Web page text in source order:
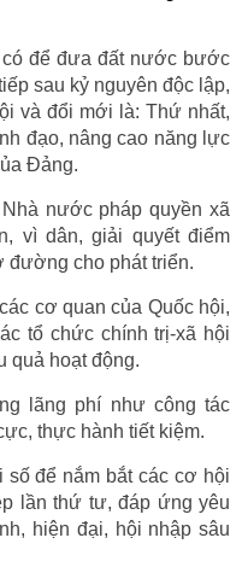
để đưa đất nước bước
sau kỷ nguyên độc lập,
và đổi mới là: Thứ nhất,
đạo, nâng cao năng lực
Đảng.
nước pháp quyền xã
vì dân, giải quyết điểm
đường cho phát triển.
cơ quan của Quốc hội,
tổ chức chính trị-xã hội
quả hoạt động.
lãng phí như công tác
thực hành tiết kiệm.
số để nắm bắt các cơ hội
lần thứ tư, đáp ứng yêu
hiện đại, hội nhập sâu